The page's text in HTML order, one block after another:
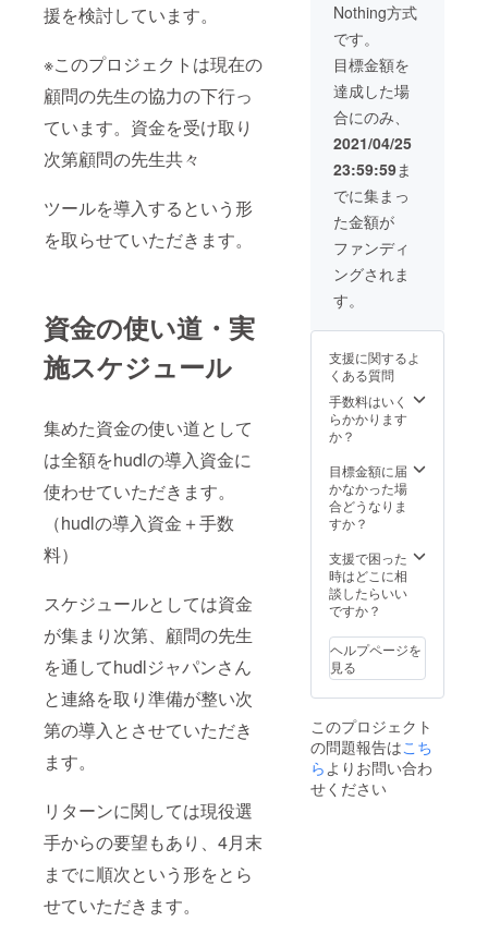
援を検討しています。
※このプロジェクトは現在の
顧問の先生の協力の下行っ
ています。資金を受け取り
次第顧問の先生共々
ツールを導入するという形
を取らせていただきます。
資金の使い道・実
施スケジュール
集めた資金の使い道として
は全額をhudlの導入資金に
使わせていただきます。
（hudlの導入資金＋手数
料）
スケジュールとしては資金
が集まり次第、顧問の先生
を通してhudlジャパンさん
と連絡を取り準備が整い次
第の導入とさせていただき
ます。
リターンに関しては現役選
手からの要望もあり、4月末
までに順次という形をとら
せていただきます。
Nothing方式
です。
目標金額を
達成した場
合にのみ、
2021/04/25
23:59:59ま
でに集まっ
た金額が
ファンディ
ングされま
す。
支援に関するよ
くある質問
手数料はいく
らかかります
か？
目標金額に届
かなかった場
合どうなりま
すか？
支援で困った
時はどこに相
談したらいい
ですか？
ヘルプページを
見る
このプロジェクト
の問題報告はこち
らよりお問い合わ
せください